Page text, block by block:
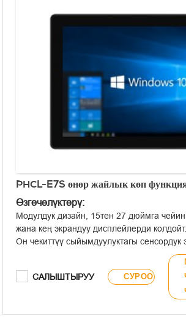
PHCL-E7S өнөр жайлык көп
Өзгөчөлүктөрү:
Модулдук дизайн, 15тен 27 дюймга
жана кең экрандуу дисплейлерди колдойт.
Он чекиттүү сыйымдуулуктагы сенсордук
Калыптын алкагы толугу менен
алдыңкы панели IP65 стандарттарына
чыккан.
Кыналган жана VESA орнотууну колдойт.
САЛЫШТЫРУУ СУРОО